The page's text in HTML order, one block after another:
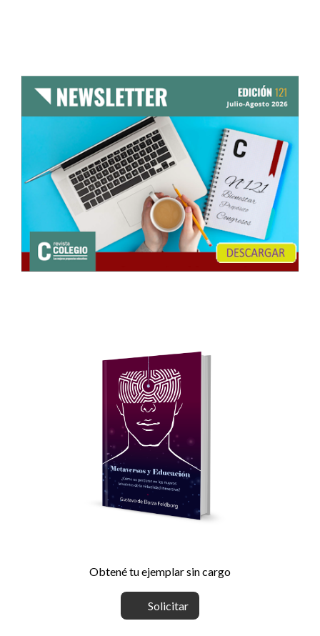
Obtené tu ejemplar sin cargo
Solicitar